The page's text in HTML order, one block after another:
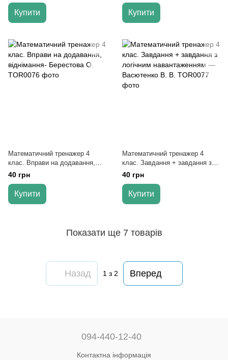
Купити Купити
Математичний тренажер 4
клас. Вправи на додавання,
віднімання- Берестова О.
40 грн
Купити
Математичний тренажер 4
клас. Завдання + завдання з
логічним навантаженням —
Васютенко В. В.
40 грн
Купити
Показати ще 7 товарів
Назад 1 з 2 Вперед
094-440-12-40
Контактна інформація